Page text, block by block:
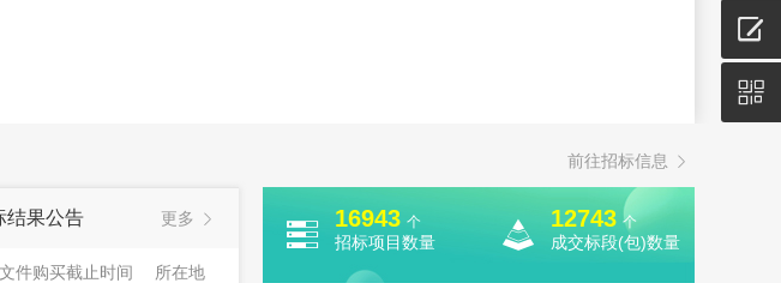
前往招标信息 
结果公告 更多   16943 个
招标项目数量  12743 个
成交标段(包)数量

